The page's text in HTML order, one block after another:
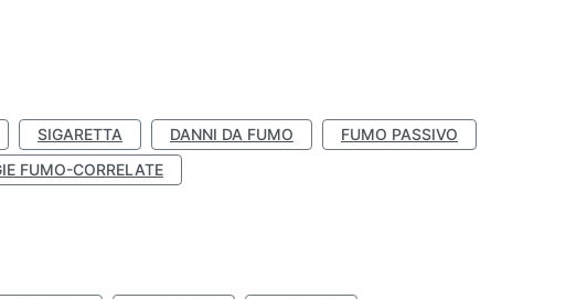
SIGARETTA DANNI DA FUMO
FUMO PASSIVO
FUMO-CORRELATE